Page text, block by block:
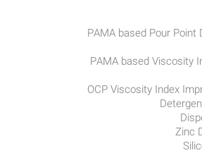
1) PAMA based Pour
2) PAMA based